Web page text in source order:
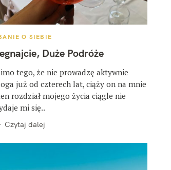
O SIEBIE
Duże Podróże
tego, że nie prowadzę aktywnie
już od czterech lat, ciąży on na mnie
rozdział mojego życia ciągle nie
mi się..
Czytaj dalej